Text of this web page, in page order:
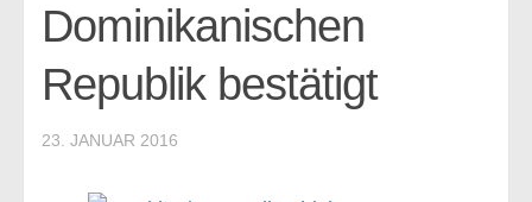
Land & Leute
lokale Rezepte
Informationen
Dominikanischen
Republik bestätigt
23. JANUAR 2016